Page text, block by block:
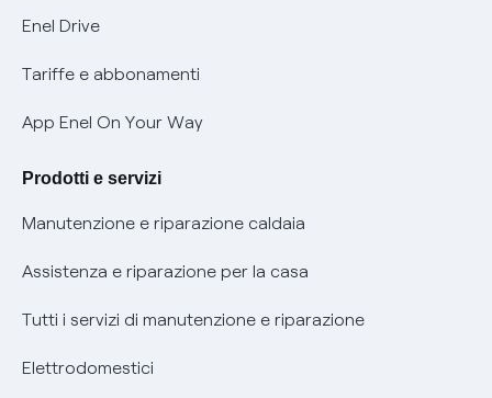
Informativa Privacy AI
Mobilità Elettrica
Phishing e truffe online
Verifica chi ti ha chiamato
Agevolazione utenti con disabilità per offerte Fibra
Informativa RAEE
Enel Drive
Tariffe e abbonamenti
App Enel On Your Way
Prodotti e servizi
Manutenzione e riparazione caldaia
Assistenza e riparazione per la casa
Tutti i servizi di manutenzione e riparazione
Elettrodomestici